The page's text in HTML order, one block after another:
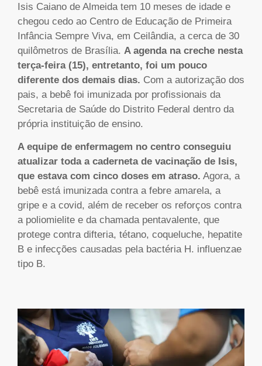
Isis Caiano de Almeida tem 10 meses de idade e
chegou cedo ao Centro de Educação de Primeira
Infância Sempre Viva, em Ceilândia, a cerca de 30
quilômetros de Brasília. A agenda na creche nesta
terça-feira (15), entretanto, foi um pouco
diferente dos demais dias. Com a autorização dos
pais, a bebê foi imunizada por profissionais da
Secretaria de Saúde do Distrito Federal dentro da
própria instituição de ensino.
A equipe de enfermagem no centro conseguiu
atualizar toda a caderneta de vacinação de Isis,
que estava com cinco doses em atraso. Agora, a
bebê está imunizada contra a febre amarela, a
gripe e a covid, além de receber os reforços contra
a poliomielite e da chamada pentavalente, que
protege contra difteria, tétano, coqueluche, hepatite
B e infecções causadas pela bactéria H. influenzae
tipo B.